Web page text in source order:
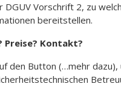
DGUV Vorschrift 2, zu
bereitstellen.
Preise? Kontakt?
den Button (…mehr dazu),